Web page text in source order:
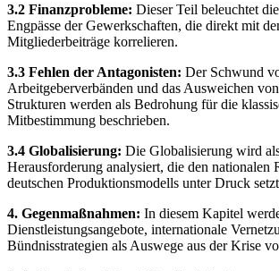
3.2 Finanzprobleme: Dieser Teil beleuchtet
Engpässe der Gewerkschaften, die direkt mit
Mitgliederbeiträge korrelieren.
3.3 Fehlen der Antagonisten: Der Schwund
Arbeitgeberverbänden und das Ausweichen
Strukturen werden als Bedrohung für die
Mitbestimmung beschrieben.
3.4 Globalisierung: Die Globalisierung wird
Herausforderung analysiert, die den nationalen
deutschen Produktionsmodells unter Druck
4. Gegenmaßnahmen: In diesem Kapitel
Dienstleistungsangebote, internationale
Bündnisstrategien als Auswege aus der Krise